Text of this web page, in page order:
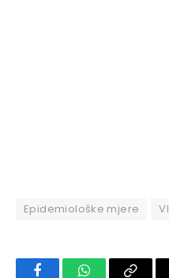
Epidemiološke mjere